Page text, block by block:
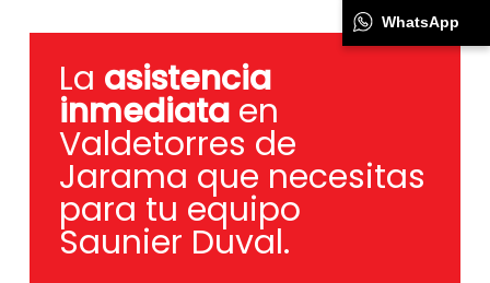
La asistencia
inmediataen
Valdetorres de
Jarama que necesitas
para tu equipo
Saunier Duval.
WhatsApp